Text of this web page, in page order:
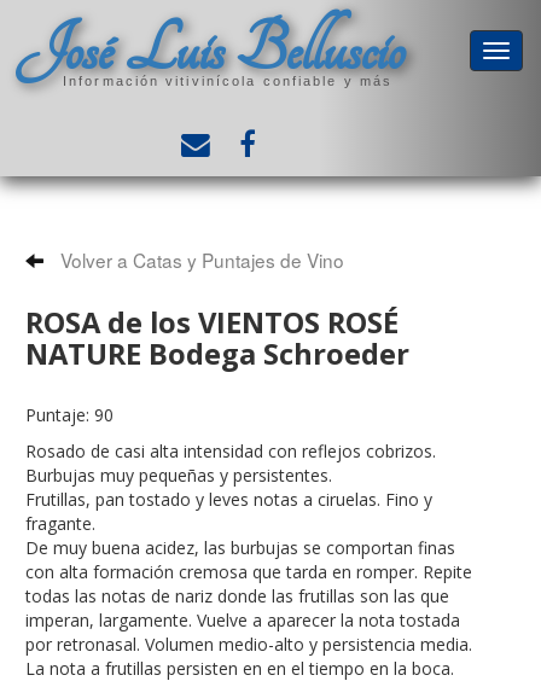
José Luis Belluscio
Información vitivinícola confiable y más
Volver a Catas y Puntajes de Vino
ROSA de los VIENTOS ROSÉ
NATURE Bodega Schroeder
Puntaje: 90
Rosado de casi alta intensidad con reflejos cobrizos.
Burbujas muy pequeñas y persistentes.
Frutillas, pan tostado y leves notas a ciruelas. Fino y
fragante.
De muy buena acidez, las burbujas se comportan finas
con alta formación cremosa que tarda en romper. Repite
todas las notas de nariz donde las frutillas son las que
imperan, largamente. Vuelve a aparecer la nota tostada
por retronasal. Volumen medio-alto y persistencia media.
La nota a frutillas persisten en en el tiempo en la boca.